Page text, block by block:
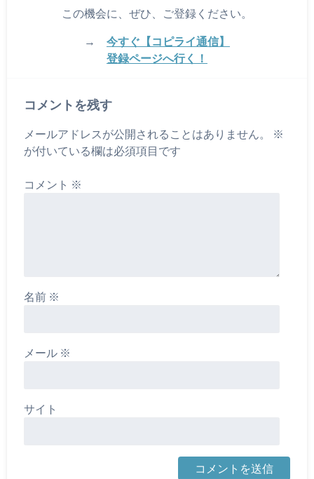
この機会に、ぜひ、ご登録ください。
→ 今すぐ【コピライ通信】
登録ページへ行く！
コメントを残す
メールアドレスが公開されることはありません。
※
が付いている欄は必須項目です
コメント ※
名前 ※
メール ※
サイト